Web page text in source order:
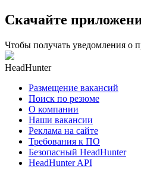
Скачайте
Чтобы получать уведомления о
HeadHunter
Размещение вакансий
Поиск по резюме
О компании
Наши вакансии
Реклама на сайте
Требования к ПО
Безопасный HeadHunter
HeadHunter API